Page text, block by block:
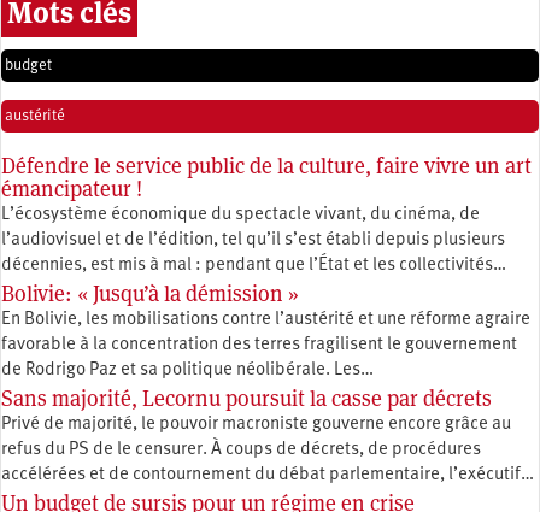
Mots clés
budget
austérité
Défendre le service public de la culture, faire vivre un art
émancipateur !
L’écosystème économique du spectacle vivant, du cinéma, de
l’audiovisuel et de l’édition, tel qu’il s’est établi depuis plusieurs
décennies, est mis à mal : pendant que l’État et les collectivités…
Bolivie: « Jusqu’à la démission »
En Bolivie, les mobilisations contre l’austérité et une réforme agraire
favorable à la concentration des terres fragilisent le gouvernement
de Rodrigo Paz et sa politique néolibérale. Les…
Sans majorité, Lecornu poursuit la casse par décrets
Privé de majorité, le pouvoir macroniste gouverne encore grâce au
refus du PS de le censurer. À coups de décrets, de procédures
accélérées et de contournement du débat parlementaire, l’exécutif…
Un budget de sursis pour un régime en crise